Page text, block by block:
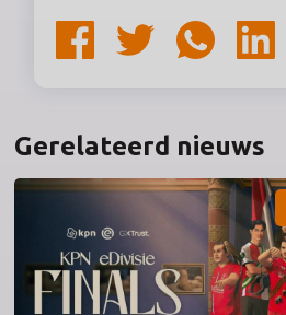
Gerelateerd nieuws